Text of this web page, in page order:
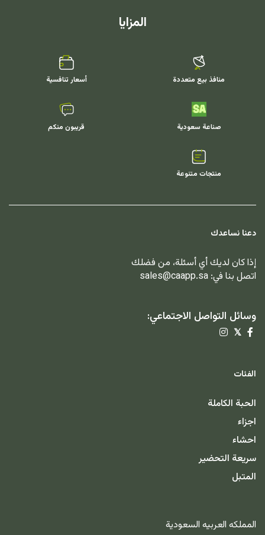
المزايا
منافذ بيع متعددة أسعار تنافسية
صناعة سعودية قريبون منكم
منتجات متنوعة
دعنا نساعدك
إذا كان لديك أي أسئلة، من فضلك
اتصل بنا في: sales@caapp.sa
وسائل التواصل الاجتماعي:
𝕏
الفئات
الحبة الكاملة
اجزاء
احشاء
سريعة التحضير
المتبل
المملكه العربيه السعودية